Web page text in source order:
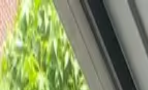
Bedrijfs markt
Bekijk aanbodBedrijf verkopen Partners Contact
Inloggenof Registreren
Terug Foto's Overzicht Beschrijving